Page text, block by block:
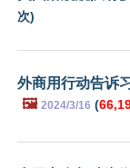
次)
外商用行动告诉
🖼️ 2024/3/16 (